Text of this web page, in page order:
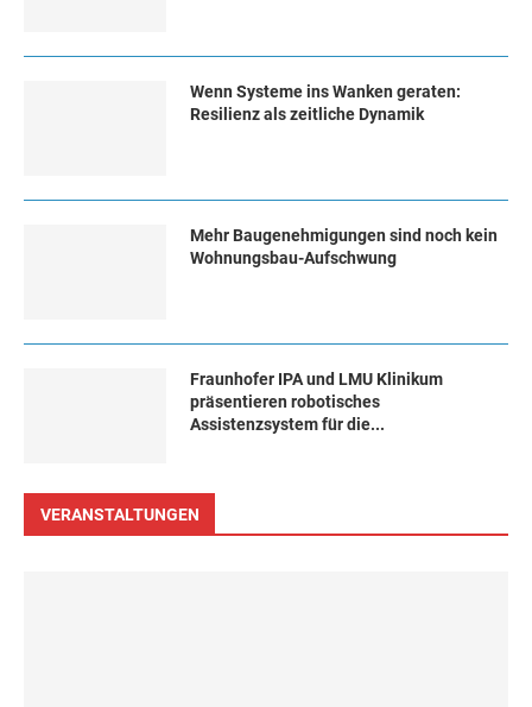
Wenn Systeme ins Wanken geraten:
Resilienz als zeitliche Dynamik
Mehr Baugenehmigungen sind noch kein
Wohnungsbau-Aufschwung
Fraunhofer IPA und LMU Klinikum
präsentieren robotisches
Assistenzsystem für die...
VERANSTALTUNGEN